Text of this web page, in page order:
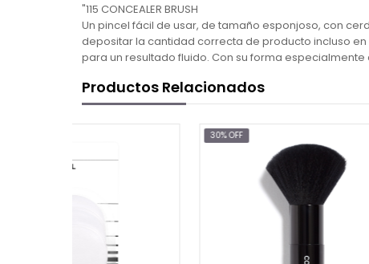
"115 CONCEALER BRUSH
Un pincel fácil de usar, de tamaño esponjoso, con
depositar la cantidad correcta de producto incluso
para un resultado fluido. Con su forma
Productos Relacionados